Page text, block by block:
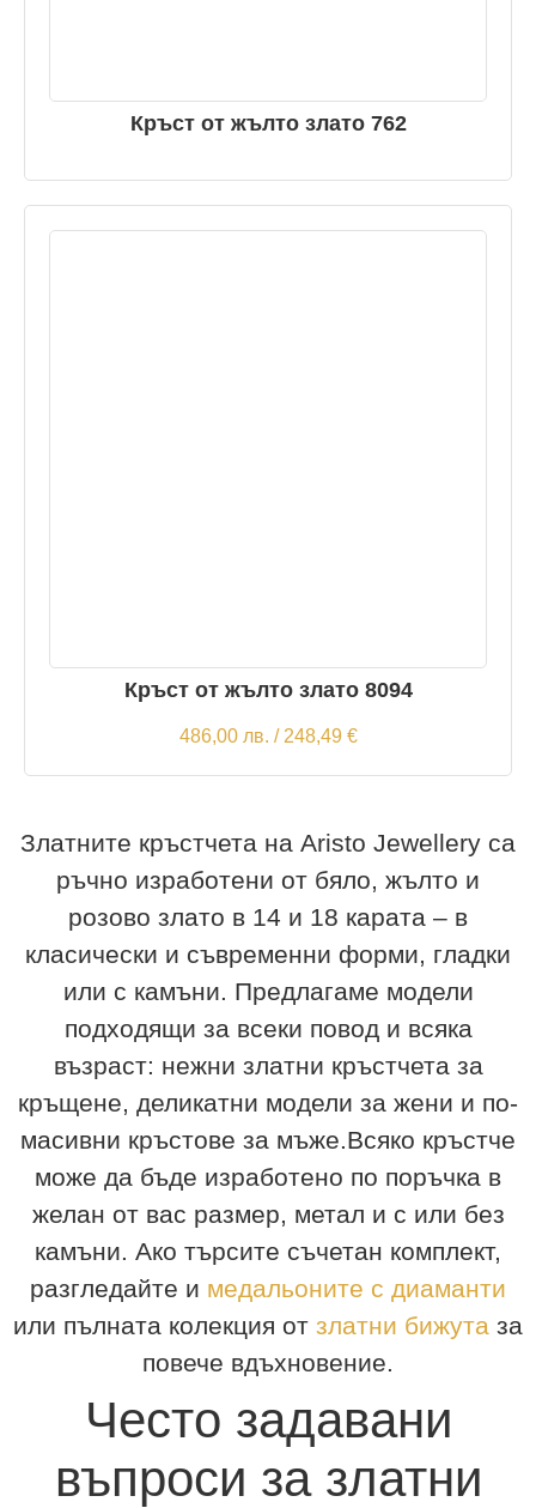
Кръст от жълто злато 762
Кръст от жълто злато 8094
486,00 лв. / 248,49 €
Златните кръстчета на Aristo Jewellery са
ръчно изработени от бяло, жълто и
розово злато в 14 и 18 карата – в
класически и съвременни форми, гладки
или с камъни. Предлагаме модели
подходящи за всеки повод и всяка
възраст: нежни златни кръстчета за
кръщене, деликатни модели за жени и по-
масивни кръстове за мъже.Всяко кръстче
може да бъде изработено по поръчка в
желан от вас размер, метал и с или без
камъни. Ако търсите съчетан комплект,
разгледайте и медальоните с диаманти
или пълната колекция от златни бижута за
повече вдъхновение.
Често задавани
въпроси за златни